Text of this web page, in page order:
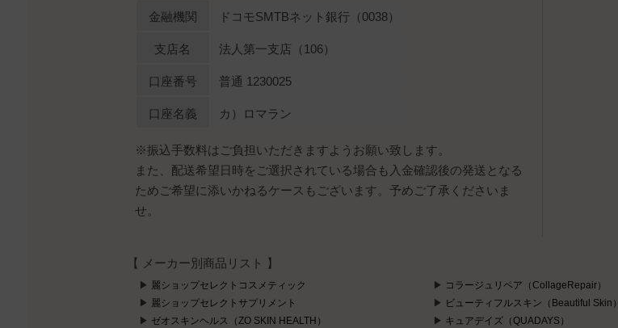
金融機関 ドコモSMTBネット銀行（0038）
支店名 法人第一支店（106）
口座番号 普通 1230025
口座名義 カ）ロマラン
※振込手数料はご負担いただきますようお願い致します。
また、配送希望日時をご選択されている場合も入金確認後の発送となる
ためご希望に添いかねるケースもございます。予めご了承くださいま
せ。
【 メーカー別商品リスト 】
麗ショップセレクトコスメティック
麗ショップセレクトサプリメント
ゼオスキンヘルス（ZO SKIN HEALTH）
コラージュリペア（CollageRepair）
ビューティフルスキン（Beautiful Skin）
キュアデイズ（QUADAYS）